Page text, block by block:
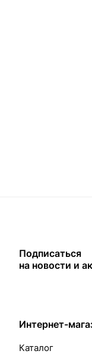
Подписаться
на новости и
Интернет-
Каталог